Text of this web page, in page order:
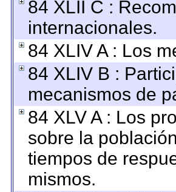
84 XLII C :
internacionales.
84 XLIV A : Los
84 XLIV B :
mecanismos de
84 XLV A : Los
sobre la
tiempos de
mismos.